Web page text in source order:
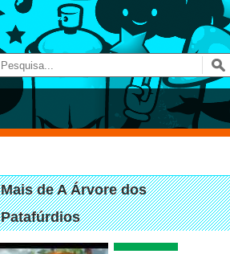
Mais de A Árvore dos
Patafúrdios